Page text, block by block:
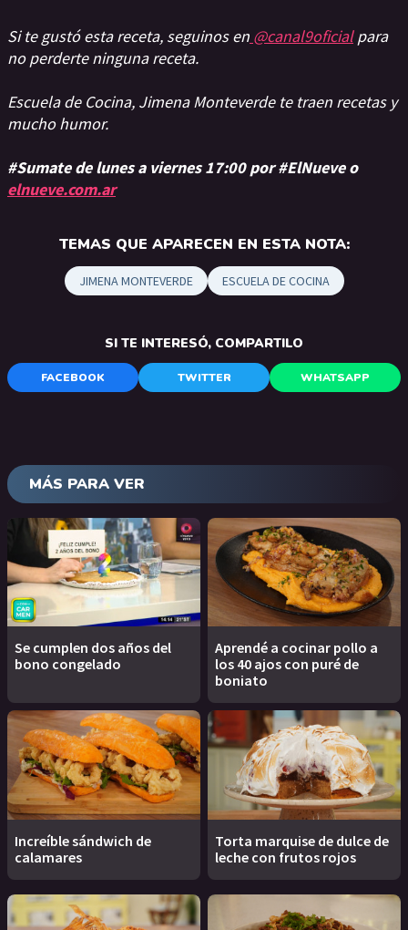
Si te gustó esta receta, seguinos en @canal9oficialpara
no perderte ninguna receta.
Escuela de Cocina, Jimena Monteverde te traen recetas y
mucho humor.
#Sumate de lunes a viernes 17:00 por #ElNueve o
elnueve.com.ar
TEMAS QUE APARECEN EN ESTA NOTA:
JIMENA MONTEVERDE ESCUELA DE COCINA
SI TE INTERESÓ, COMPARTILO
FACEBOOK TWITTER WHATSAPP
MÁS PARA VER
Se cumplen dos años del
bono congelado
Aprendé a cocinar pollo a
los 40 ajos con puré de
boniato
Increíble sándwich de
calamares
Torta marquise de dulce de
leche con frutos rojos